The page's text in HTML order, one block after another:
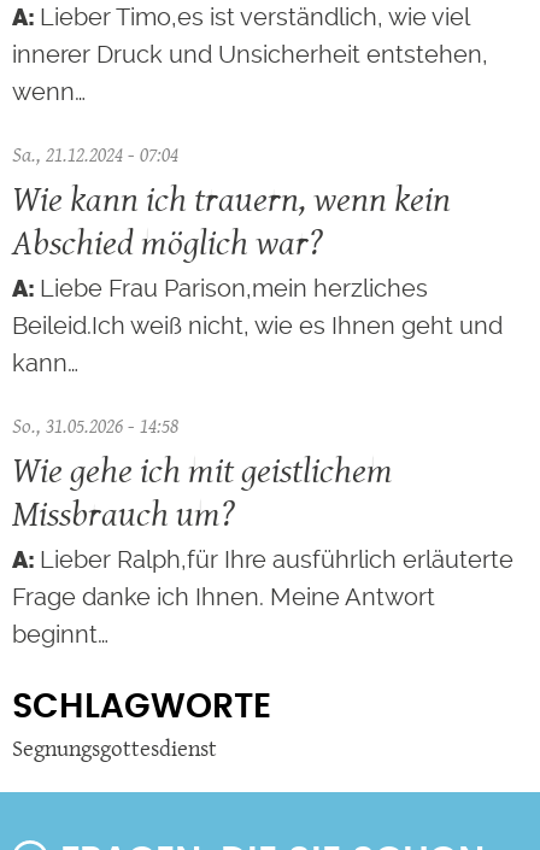
Lieber Timo,es ist verständlich, wie viel
innerer Druck und Unsicherheit entstehen,
wenn…
Sa., 21.12.2024 - 07:04
Wie kann ich trauern, wenn kein
Abschied möglich war?
Liebe Frau Parison,mein herzliches
Beileid.Ich weiß nicht, wie es Ihnen geht und
kann…
So., 31.05.2026 - 14:58
Wie gehe ich mit geistlichem
Missbrauch um?
Lieber Ralph,für Ihre ausführlich erläuterte
Frage danke ich Ihnen. Meine Antwort
beginnt…
SCHLAGWORTE
Segnungsgottesdienst